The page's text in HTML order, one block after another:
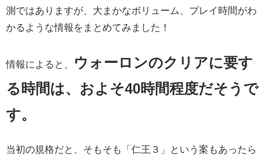
測ではありますが、大まかなボリューム、プレイ時間がわ
かるような情報をまとめてみました！
情報によると、
ウォーロンのクリアに要す
る時間は、およそ40時間程度だそうで
す。
当初の規格だと、そもそも「仁王３」という案もあったら